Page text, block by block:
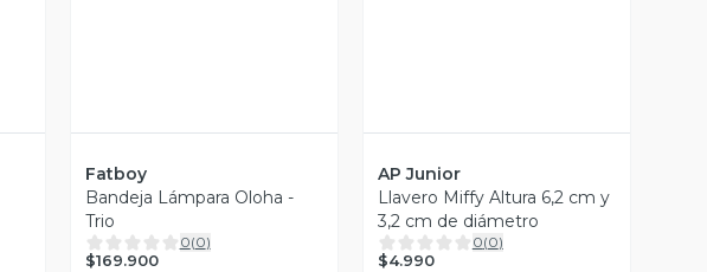
Fatboy
Bandeja Lámpara Oloha -
Trio
0(0)
$169.900
AP Junior
Llavero Miffy Altura 6,2 cm y
3,2 cm de diámetro
0(0)
$4.990